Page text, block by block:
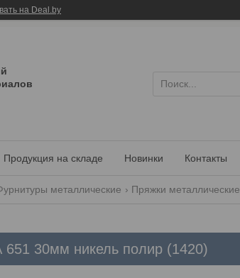
на Deal.by
Продукция на складе Новинки Контакты
металлические Пряжки металлические
651 30мм никель полир (1420)